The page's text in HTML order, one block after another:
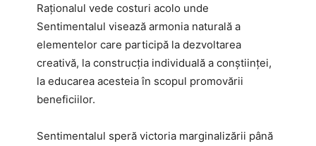
Raționalul vede costuri acolo unde
Sentimentalul visează armonia naturală a
elementelor care participă la dezvoltarea
creativă, la construcția individuală a conștiinței,
la educarea acesteia în scopul promovării
beneficiilor.
Sentimentalul speră victoria marginalizării până